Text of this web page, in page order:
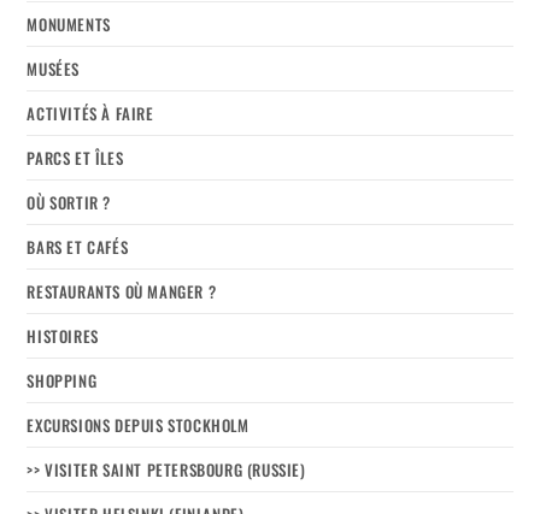
MONUMENTS
MUSÉES
ACTIVITÉS À FAIRE
PARCS ET ÎLES
OÙ SORTIR ?
BARS ET CAFÉS
RESTAURANTS OÙ MANGER ?
HISTOIRES
SHOPPING
EXCURSIONS DEPUIS STOCKHOLM
>> VISITER SAINT PETERSBOURG (RUSSIE)